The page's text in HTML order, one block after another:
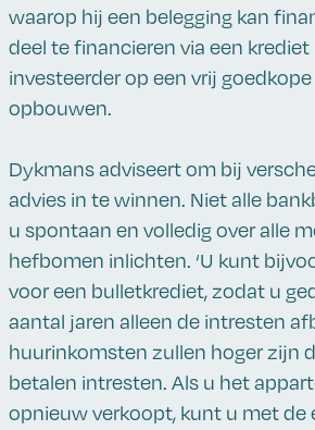
waarop hij een belegging kan
deel te financieren via een krediet
investeerder op een vrij
opbouwen.
Dykmans adviseert om bij
advies in te winnen. Niet alle
u spontaan en volledig over alle
hefbomen inlichten. ‘U kunt
voor een bulletkrediet, zodat u
aantal jaren alleen de intresten
huurinkomsten zullen hoger zijn
betalen intresten. Als u het
opnieuw verkoopt, kunt u met de